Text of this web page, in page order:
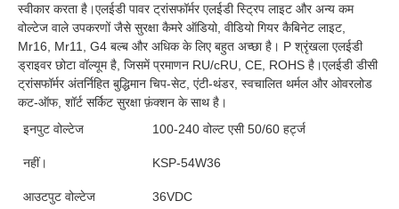
स्वीकार करता है।एलईडी पावर ट्रांसफॉर्मर एलईडी स्ट्रिप लाइट और अन्य कम
वोल्टेज वाले उपकरणों जैसे सुरक्षा कैमरे ऑडियो, वीडियो गियर कैबिनेट लाइट,
Mr16, Mr11, G4 बल्ब और अधिक के लिए बहुत अच्छा है। P श्रृंखला एलईडी
ड्राइवर छोटा वॉल्यूम है, जिसमें प्रमाणन RU/cRU, CE, ROHS है।एलईडी डीसी
ट्रांसफॉर्मर अंतर्निहित बुद्धिमान चिप-सेट, एंटी-थंडर, स्वचालित थर्मल और ओवरलोड
कट-ऑफ, शॉर्ट सर्किट सुरक्षा फ़ंक्शन के साथ है।
इनपुट वोल्टेज
100-240 वोल्ट एसी 50/60 हर्ट्ज
नहीं। KSP-54W36
आउटपुट वोल्टेज 36VDC